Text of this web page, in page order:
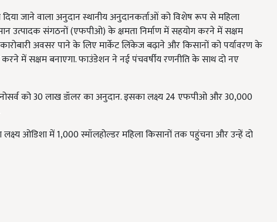
दिया जाने वाला अनुदान स्थानीय अनुदानकर्ताओं को विशेष रूप से महिला
संगठनों (एफपीओ) के क्षमता निर्माण में सहयोग करने में सक्षम
अवसर पाने के लिए मार्केट लिंकेज बढ़ाने और किसानों को पर्यावरण के
में सक्षम बनाएगा. फाउंडेशन ने नई पंचवर्षीय रणनीति के साथ दो नए
को 30 लाख डॉलर का अनुदान. इसका लक्ष्य 24 एफपीओ और 30,000
ओडिशा में 1,000 स्मॉलहोल्डर महिला किसानों तक पहुंचना और उन्हें दो